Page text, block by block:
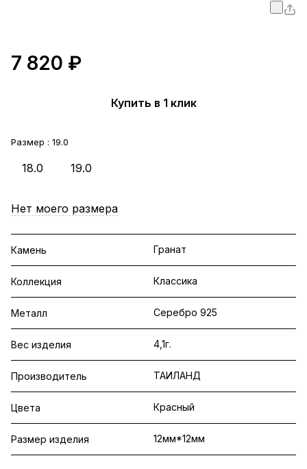
7 820 ₽
Купить в 1 клик
Размер : 19.0
18.0 19.0
Нет моего размера
Камень Гранат
Коллекция Классика
Металл Серебро 925
Вес изделия 4,1г.
Производитель ТАИЛАНД
Цвета Красный
Размер изделия 12мм*12мм